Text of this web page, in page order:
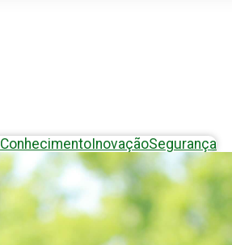
ConhecimentoInovaçãoSegurança